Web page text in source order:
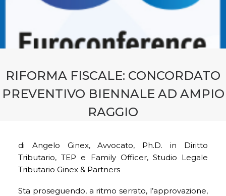
RIFORMA FISCALE: CONCORDATO
PREVENTIVO BIENNALE AD AMPIO
RAGGIO
di Angelo Ginex, Avvocato, Ph.D. in Diritto
Tributario, TEP e Family Officer, Studio Legale
Tributario Ginex & Partners
Sta proseguendo, a ritmo serrato, l’approvazione,